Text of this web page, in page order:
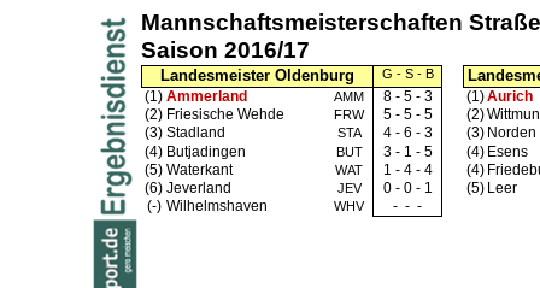
Mannschaftsmeisterschaften
Saison 2016/17
Landesmeister Oldenburg G - S - B
(1) Ammerland AMM 8 - 5 - 3 (1)Aurich
(2) Friesische Wehde FRW 5 - 5 - 5 (2)
(3) Stadland STA 4 - 6 - 3 (3) Norden
(4) Butjadingen BUT 3 - 1 - 5 (4) Esens
(5) Waterkant WAT 1 - 4 - 4 (4)
(6) Jeverland JEV 0 - 0 - 1 (5) Leer
(-) Wilhelmshaven WHV - - -